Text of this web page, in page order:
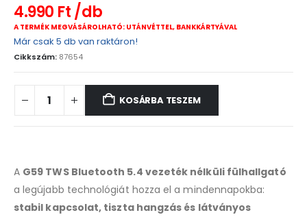
4.990 Ft
A TERMÉK MEGVÁSÁROLHATÓ: UTÁNVÉTTEL, BANKKÁRTYÁVAL
Már csak 5 db van raktáron!
Cikkszám: 87654
KOSÁRBA TESZEM
A G59 TWS Bluetooth 5.4 vezeték nélküli fülhallgató
a legújabb technológiát hozza el a mindennapokba:
stabil kapcsolat, tiszta hangzás és látványos